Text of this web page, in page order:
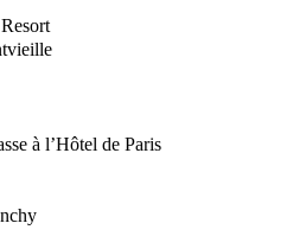
à l’Hôtel de Paris